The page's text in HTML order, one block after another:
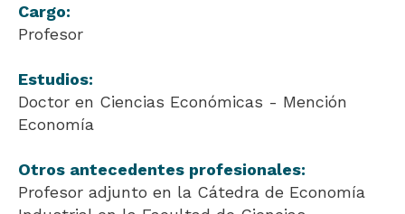
Cargo:
Profesor
Estudios:
Doctor en Ciencias Económicas - Mención
Economía
Otros antecedentes profesionales:
Profesor adjunto en la Cátedra de Economía